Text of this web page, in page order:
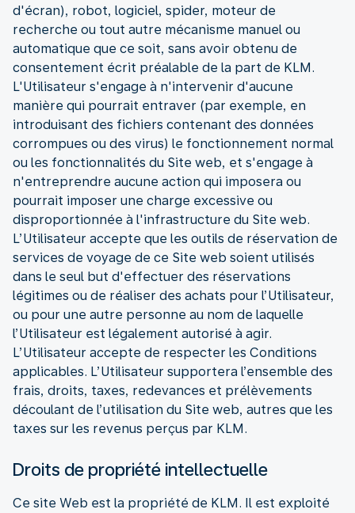
d'écran), robot, logiciel, spider, moteur de
recherche ou tout autre mécanisme manuel ou
automatique que ce soit, sans avoir obtenu de
consentement écrit préalable de la part de KLM.
L'Utilisateur s'engage à n'intervenir d'aucune
manière qui pourrait entraver (par exemple, en
introduisant des fichiers contenant des données
corrompues ou des virus) le fonctionnement normal
ou les fonctionnalités du Site web, et s'engage à
n'entreprendre aucune action qui imposera ou
pourrait imposer une charge excessive ou
disproportionnée à l'infrastructure du Site web.
L’Utilisateur accepte que les outils de réservation de
services de voyage de ce Site web soient utilisés
dans le seul but d'effectuer des réservations
légitimes ou de réaliser des achats pour l’Utilisateur,
ou pour une autre personne au nom de laquelle
l’Utilisateur est légalement autorisé à agir.
L’Utilisateur accepte de respecter les Conditions
applicables. L’Utilisateur supportera l’ensemble des
frais, droits, taxes, redevances et prélèvements
découlant de l’utilisation du Site web, autres que les
taxes sur les revenus perçus par KLM.
Droits de propriété intellectuelle
Ce site Web est la propriété de KLM. Il est exploité